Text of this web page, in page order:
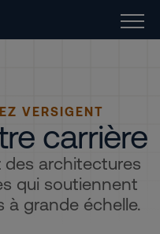
VERSIGENT
carrière
des architectures
qui soutiennent
à grande échelle.